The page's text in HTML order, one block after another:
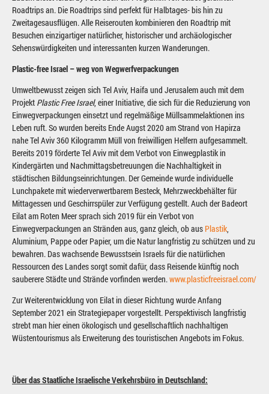
Roadtrips an. Die Roadtrips sind perfekt für Halbtages- bis hin zu
Zweitagesausflügen. Alle Reiserouten kombinieren den Roadtrip mit
Besuchen einzigartiger natürlicher, historischer und archäologischer
Sehenswürdigkeiten und interessanten kurzen Wanderungen.
Plastic-free Israel – weg von Wegwerfverpackungen
Umweltbewusst zeigen sich Tel Aviv, Haifa und Jerusalem auch mit dem
Projekt Plastic Free Israel, einer Initiative, die sich für die Reduzierung von
Einwegverpackungen einsetzt und regelmäßige Müllsammelaktionen ins
Leben ruft. So wurden bereits Ende Augst 2020 am Strand von Hapirza
nahe Tel Aviv 360 Kilogramm Müll von freiwilligen Helfern aufgesammelt.
Bereits 2019 förderte Tel Aviv mit dem Verbot von Einwegplastik in
Kindergärten und Nachmittagsbetreuungen die Nachhaltigkeit in
städtischen Bildungseinrichtungen. Der Gemeinde wurde individuelle
Lunchpakete mit wiederverwertbarem Besteck, Mehrzweckbehälter für
Mittagessen und Geschirrspüler zur Verfügung gestellt. Auch der Badeort
Eilat am Roten Meer sprach sich 2019 für ein Verbot von
Einwegverpackungen an Stränden aus, ganz gleich, ob aus Plastik,
Aluminium, Pappe oder Papier, um die Natur langfristig zu schützen und zu
bewahren. Das wachsende Bewusstsein Israels für die natürlichen
Ressourcen des Landes sorgt somit dafür, dass Reisende künftig noch
sauberere Städte und Strände vorfinden werden.www.plasticfreeisrael.com/
Zur Weiterentwicklung von Eilat in dieser Richtung wurde Anfang
September 2021 ein Strategiepaper vorgestellt. Perspektivisch langfristig
strebt man hier einen ökologisch und gesellschaftlich nachhaltigen
Wüstentourismus als Erweiterung des touristischen Angebots im Fokus.
Über das Staatliche Israelische Verkehrsbüro in Deutschland: